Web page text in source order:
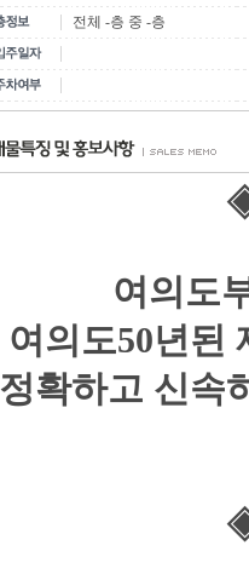
전체 -층 중 -층
여의도
여의도50년된
정확하고 신속